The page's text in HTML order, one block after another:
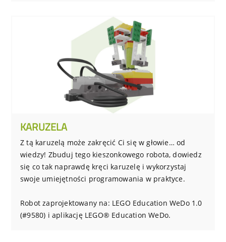
KARUZELA
Z tą karuzelą może zakręcić Ci się w głowie… od
wiedzy! Zbuduj tego kieszonkowego robota, dowiedz
się co tak naprawdę kręci karuzelę i wykorzystaj
swoje umiejętności programowania w praktyce.
Robot zaprojektowany na: LEGO Education WeDo 1.0
(#9580) i aplikację LEGO® Education WeDo.